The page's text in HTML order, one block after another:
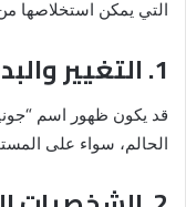
التي يمكن استخلاصها
1. التغيير والبدايات الجديدة
قد يكون ظهور اسم
الحالم، سواء على